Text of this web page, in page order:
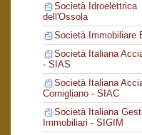
Società Idroelettrica
dell'Ossola
Società Immobiliare
Società Italiana
- SIAS
Società Italiana
Cornigliano - SIAC
Società Italiana
Immobiliari - SIGIM